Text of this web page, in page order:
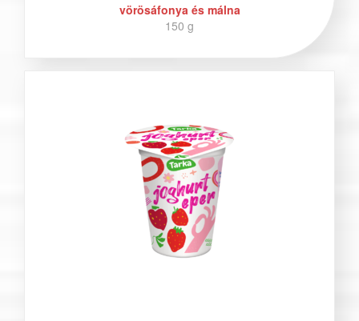
vörösáfonya és málna
150 g